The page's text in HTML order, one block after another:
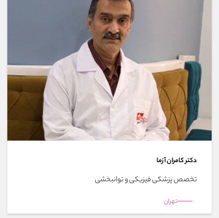
دکتر کامران آزما
تخصص پزشکی فیزیکی و توانبخشی
تهران